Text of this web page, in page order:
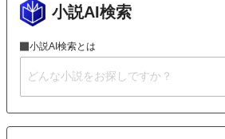
小説AI検索
小説AI検索とは